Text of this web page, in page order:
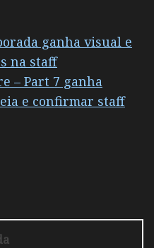
ganha visual e
na staff
– Part 7 ganha
e confirmar staff